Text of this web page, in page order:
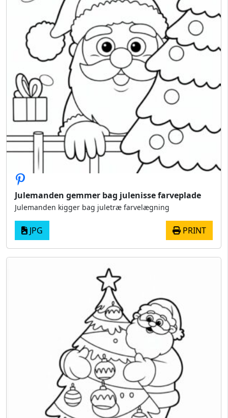
Julemanden gemmer bag julenisse farveplade
Julemanden kigger bag juletræ farvelægning
JPG PRINT